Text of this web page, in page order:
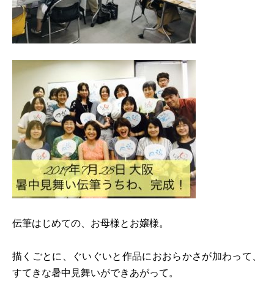
伝筆はじめての、お母様とお嬢様。
描くごとに、ぐいぐいと作品におおらかさが加わって、
すてきな暑中見舞いができあがって。